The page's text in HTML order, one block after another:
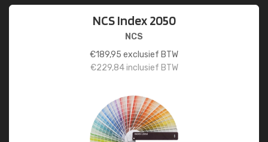
NCS Index 2050
NCS
€189,95 exclusief BTW
€229,84inclusief BTW